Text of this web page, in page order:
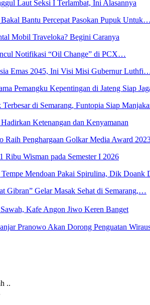
Laut Seksi I Terlambat, Ini Alasannya
Bantu Percepat Pasokan Pupuk Untuk…
Mobil Traveloka? Begini Caranya
Notifikasi “Oil Change” di PCX…
Emas 2045, Ini Visi Misi Gubernur
Pemangku Kepentingan di Jateng Siap
Terbesar di Semarang, Funtopia Siap
Ketenangan dan Kenyamanan
Raih Penghargaan Golkar Media Award
Wisman pada Semester I 2026
Mendoan Pakai Spirulina, Dik Doank
Gibran” Gelar Masak Sehat di Semarang,…
Kafe Angon Jiwo Keren Banget
Pranowo Akan Dorong Penguatan
..